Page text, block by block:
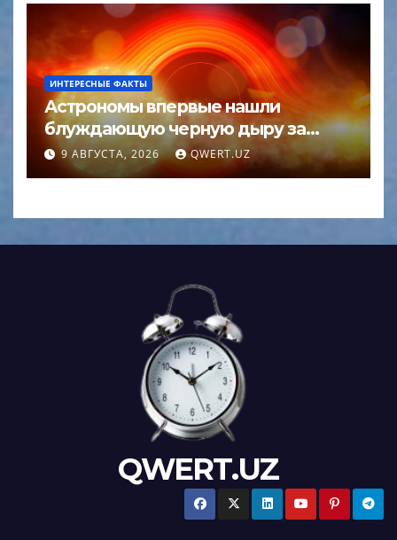
ИНТЕРЕСНЫЕ ФАКТЫ
Астрономы впервые нашли
блуждающую черную дыру за
пределами галактики
9 АВГУСТА, 2026 QWERT.UZ
QWERT.UZ